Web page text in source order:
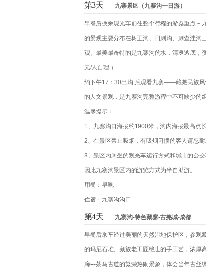
第3天 九寨景区（九寨沟一日游）
早餐后换乘观光车前往整个行程的游览重点－
的景观主要分布在树正沟、日则沟、则查洼沟
观。最美最奇特的是九寨沟的水，清冽透底，
元/人自理.）
约下午17：30出沟,后观看九寨——藏羌民族风
的人文景观，是九寨沟完整游程中不可缺少的
温馨提示：
1、九寨沟口海拔约1900米，沟内海拔最高点
2、在景区禁止吸烟，有吸烟习惯的客人请忍
3、景区内乘坐的观光车运行方式和城市的公
因此九寨沟景区内的游览方式为半自助游。
用餐：早晚
住宿：九寨沟沟口
第4天 九寨沟-特色藏寨-古羌城-成都
早餐后乘车经过美丽的天然湿地保护区，参
的玛尼石堆、藏族老工匠绝世的手工艺，浓厚
廊---茶马古道的繁荣热闹景象，体会当年古丝